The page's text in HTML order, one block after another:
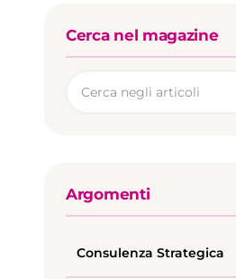
Cerca nel magazine
Argomenti
Consulenza Strategica